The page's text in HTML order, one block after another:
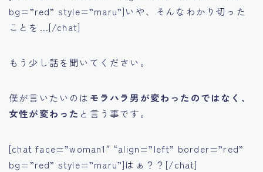
bg=”red” style=”maru”]いや、そんなわかり切った
ことを…[/chat]
もう少し話を聞いてください。
僕が言いたいのは モラハラ男が変わったのではなく、
女性が変わった と言う事です。
[chat face=”woman1″ “align=”left” border=”red”
bg=”red” style=”maru”]はぁ？？[/chat]